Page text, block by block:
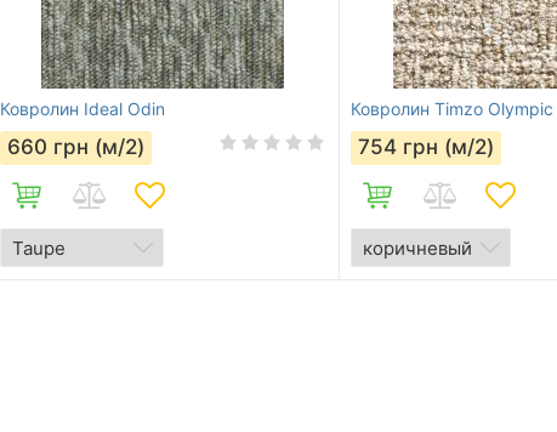
Ковролин Ideal Odin
660 грн (м/2)
Ковролин Timzo Olympic
754 грн (м/2)